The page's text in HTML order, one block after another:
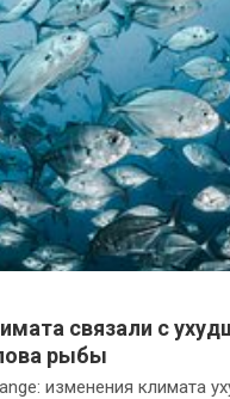
связали с
рыбы
изменения климата